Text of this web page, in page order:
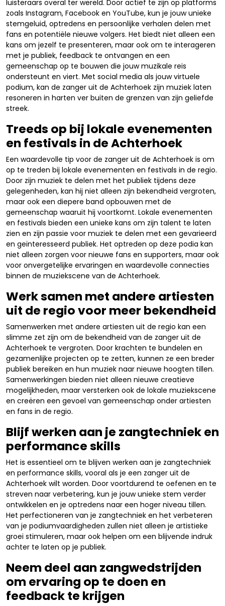
luisteraars overal ter wereld. Door actief te zijn op platforms
zoals Instagram, Facebook en YouTube, kun je jouw unieke
stemgeluid, optredens en persoonlijke verhalen delen met
fans en potentiële nieuwe volgers. Het biedt niet alleen een
kans om jezelf te presenteren, maar ook om te interageren
met je publiek, feedback te ontvangen en een
gemeenschap op te bouwen die jouw muzikale reis
ondersteunt en viert. Met social media als jouw virtuele
podium, kan de zanger uit de Achterhoek zijn muziek laten
resoneren in harten ver buiten de grenzen van zijn geliefde
streek.
Treeds op bij lokale evenementen
en festivals in de Achterhoek
Een waardevolle tip voor de zanger uit de Achterhoek is om
op te treden bij lokale evenementen en festivals in de regio.
Door zijn muziek te delen met het publiek tijdens deze
gelegenheden, kan hij niet alleen zijn bekendheid vergroten,
maar ook een diepere band opbouwen met de
gemeenschap waaruit hij voortkomt. Lokale evenementen
en festivals bieden een unieke kans om zijn talent te laten
zien en zijn passie voor muziek te delen met een gevarieerd
en geïnteresseerd publiek. Het optreden op deze podia kan
niet alleen zorgen voor nieuwe fans en supporters, maar ook
voor onvergetelijke ervaringen en waardevolle connecties
binnen de muziekscene van de Achterhoek.
Werk samen met andere artiesten
uit de regio voor meer bekendheid
Samenwerken met andere artiesten uit de regio kan een
slimme zet zijn om de bekendheid van de zanger uit de
Achterhoek te vergroten. Door krachten te bundelen en
gezamenlijke projecten op te zetten, kunnen ze een breder
publiek bereiken en hun muziek naar nieuwe hoogten tillen.
Samenwerkingen bieden niet alleen nieuwe creatieve
mogelijkheden, maar versterken ook de lokale muziekscene
en creëren een gevoel van gemeenschap onder artiesten
en fans in de regio.
Blijf werken aan je zangtechniek en
performance skills
Het is essentieel om te blijven werken aan je zangtechniek
en performance skills, vooral als je een zanger uit de
Achterhoek wilt worden. Door voortdurend te oefenen en te
streven naar verbetering, kun je jouw unieke stem verder
ontwikkelen en je optredens naar een hoger niveau tillen.
Het perfectioneren van je zangtechniek en het verbeteren
van je podiumvaardigheden zullen niet alleen je artistieke
groei stimuleren, maar ook helpen om een blijvende indruk
achter te laten op je publiek.
Neem deel aan zangwedstrijden
om ervaring op te doen en
feedback te krijgen